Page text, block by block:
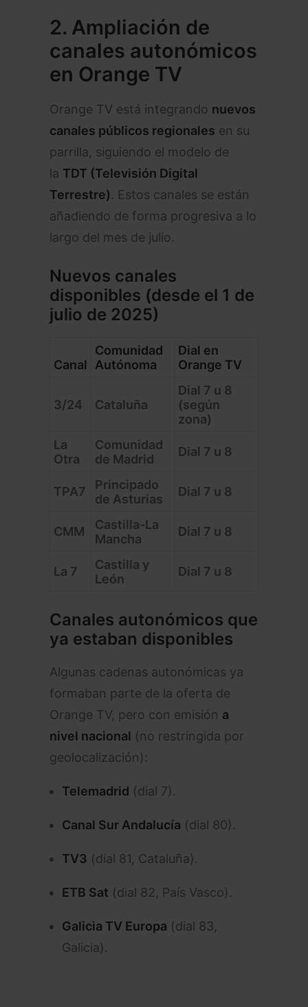
2. Ampliación de
canales autonómicos
en Orange TV
Orange TV está integrando nuevos
canales públicos regionales en su
parrilla, siguiendo el modelo de
la TDT (Televisión Digital
Terrestre). Estos canales se están
añadiendo de forma progresiva a lo
largo del mes de julio.
Nuevos canales
disponibles (desde el 1 de
julio de 2025)
Canal
Comunidad
Autónoma
Dial en
Orange TV
3/24 Cataluña
Dial 7 u 8
(según
zona)
La
Otra
Comunidad
de Madrid
Dial 7 u 8
TPA7
Principado
de Asturias
Dial 7 u 8
CMM
Castilla-La
Mancha
Dial 7 u 8
La 7
Castilla y
León
Dial 7 u 8
Canales autonómicos que
ya estaban disponibles
Algunas cadenas autonómicas ya
formaban parte de la oferta de
Orange TV, pero con emisión a
nivel nacional (no restringida por
geolocalización):
Telemadrid (dial 7).
Canal Sur Andalucía (dial 80).
TV3 (dial 81, Cataluña).
ETB Sat (dial 82, País Vasco).
Galicia TV Europa (dial 83,
Galicia).